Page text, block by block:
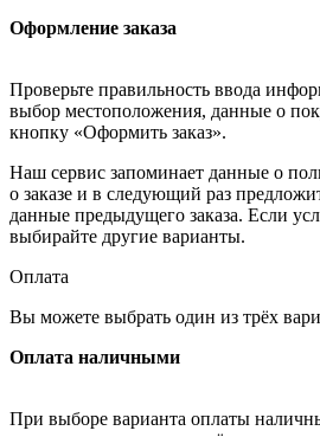
Оформление заказа
Проверьте правильность ввода
выбор местоположения, данные о
кнопку «Оформить заказ».
Наш сервис запоминает данные о
о заказе и в следующий раз
данные предыдущего заказа. Если
выбирайте другие варианты.
Оплата
Вы можете выбрать один из трёх
Оплата наличными
При выборе варианта оплаты